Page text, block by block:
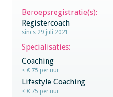
Beroepsregistratie(s):
Registercoach
sinds 29 juli 2021
Specialisaties:
Coaching
< € 75 per uur
Lifestyle Coaching
< € 75 per uur